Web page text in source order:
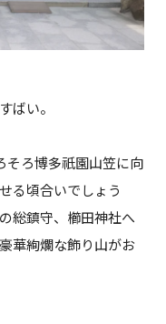
ばい。
そろ博多祇園山笠に向
る頃合いでしょう
総鎮守、櫛田神社へ
華絢爛な飾り山がお